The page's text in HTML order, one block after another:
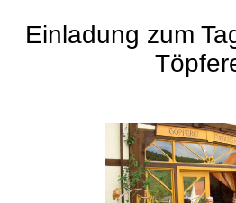
Einladung zum